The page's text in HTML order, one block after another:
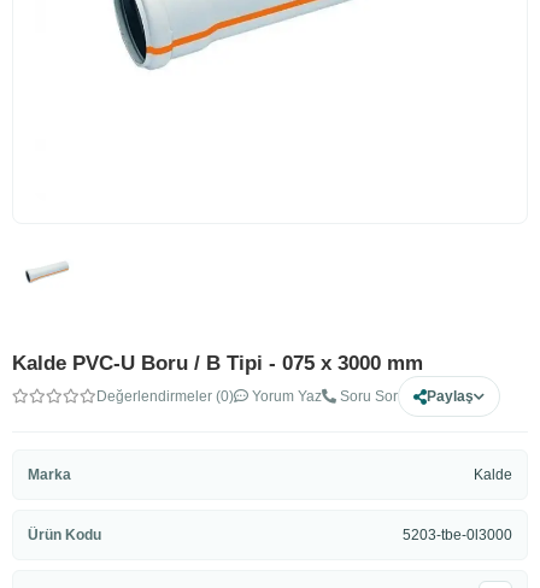
Kalde PVC-U Boru / B Tipi - 075 x 3000 mm
Değerlendirmeler (0) Yorum Yaz Soru Sor Paylaş
Marka Kalde
Ürün Kodu 5203-tbe-0l3000